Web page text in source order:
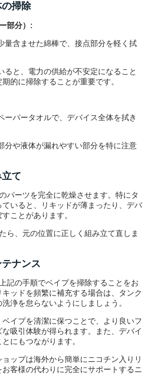
掃除
部分）:
含ませた綿棒で、接点部分を軽く拭
と、電力の供給が不安定になること
的に掃除することが重要です。
パータオルで、デバイス全体を拭き
や液体が漏れやすい部分を特に注意
て
パーツを完全に乾燥させます。特にタ
ていると、リキッドが薄まったり、デバ
ことがあります。
ら、元の位置に正しく組み立て直しま
ナンス
記の手順でベイプを掃除することをお
ッドを頻繁に補充する場合は、タンク
浄を怠らないようにしましょう。
イプを清潔に保つことで、より良いフ
吸引体験が得られます。また、デバイ
にもつながります。
ップは海外から簡単にニコチン入りリ
客様の代わりに完全にサポートするニ